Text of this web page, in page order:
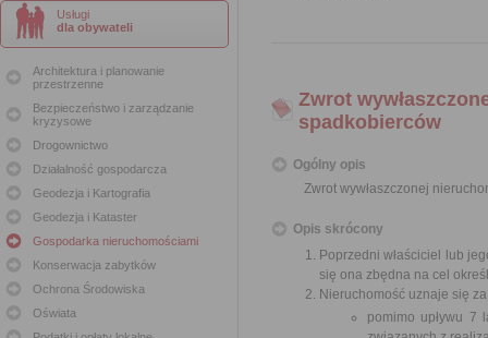
Usługi
dla obywateli
Architektura i planowanie
przestrzenne
Bezpieczeństwo i zarządzanie
kryzysowe
Drogownictwo
Działalność gospodarcza
Geodezja i Kartografia
Geodezja i Kataster
Gospodarka nieruchomościami
Konserwacja zabytków
Ochrona Środowiska
Oświata
Zwrot
spadkobierców
Ogólny opis
Zwrot wywłaszczonej
Opis skrócony
Poprzedni właściciel lub
się ona zbędna na cel
Nieruchomość uznaje się
pomimo upływu 7